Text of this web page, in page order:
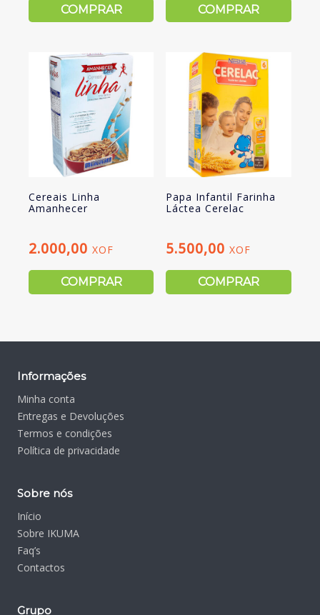
COMPRAR COMPRAR
Cereais Linha
Amanhecer
2.000,00 XOF
COMPRAR
Papa Infantil Farinha
Láctea Cerelac
5.500,00XOF
COMPRAR
Informações
Minha conta
Entregas e Devoluções
Termos e condições
Política de privacidade
Sobre nós
Início
Sobre IKUMA
Faq’s
Contactos
Grupo